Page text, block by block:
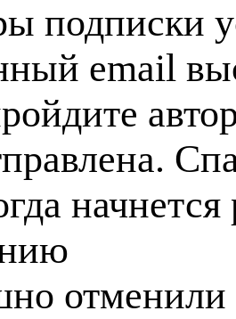
подписки
email
отменили